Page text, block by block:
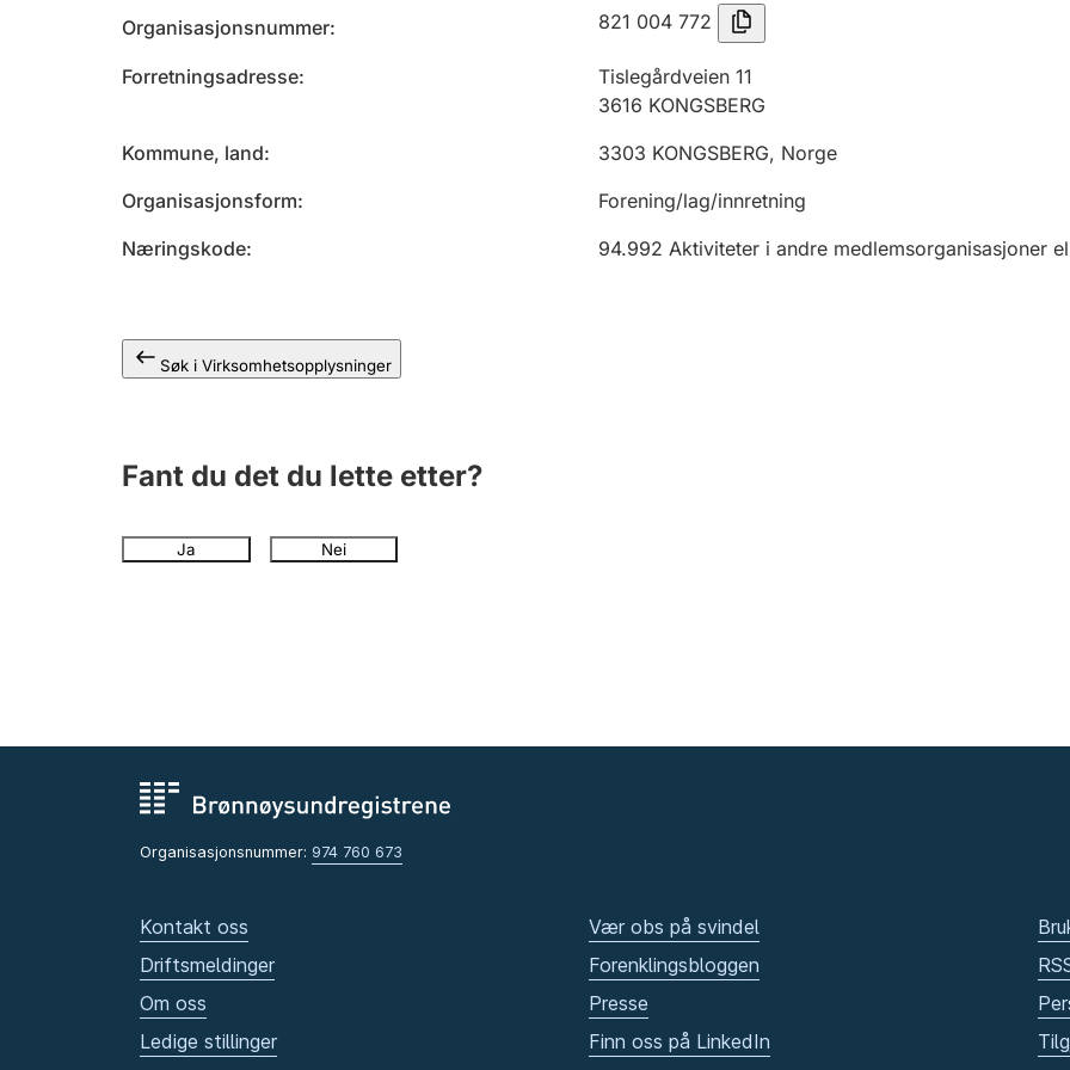
Organisasjonsnummer 821 004 772
Forretningsadresse
Tislegårdveien 11
3616 KONGSBERG
Kommune, land
3303 KONGSBERG, Norge
Organisasjonsform
Forening/lag/innretning
Næringskode
94.992 Aktiviteter i andre medlemsorganisasjoner
Søk i Virksomhetsopplysninger
Fant du det du lette etter?
Ja Nei
Organisasjonsnummer: 974 760 673
Kontakt oss
Driftsmeldinger
Om oss
Ledige stillinger
Vær obs på svindel
Forenklingsbloggen
Presse
Finn oss på LinkedIn